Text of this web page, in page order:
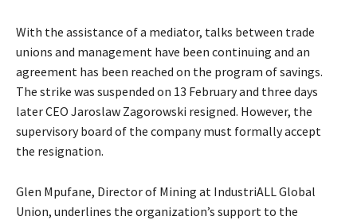
With the assistance of a mediator, talks between trade
unions and management have been continuing and an
agreement has been reached on the program of savings.
The strike was suspended on 13 February and three days
later CEO Jaroslaw Zagorowski resigned. However, the
supervisory board of the company must formally accept
the resignation.
Glen Mpufane, Director of Mining at IndustriALL Global
Union, underlines the organization’s support to the